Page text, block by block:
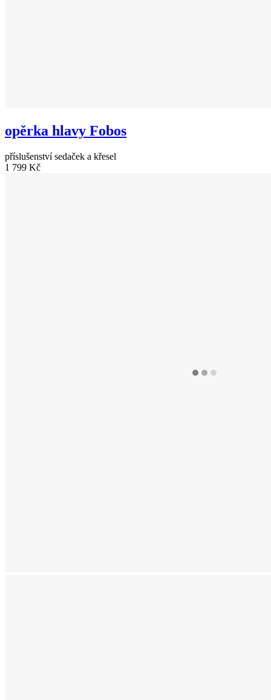
opěrka hlavy Fobos
příslušenství sedaček a křesel
1 799 Kč